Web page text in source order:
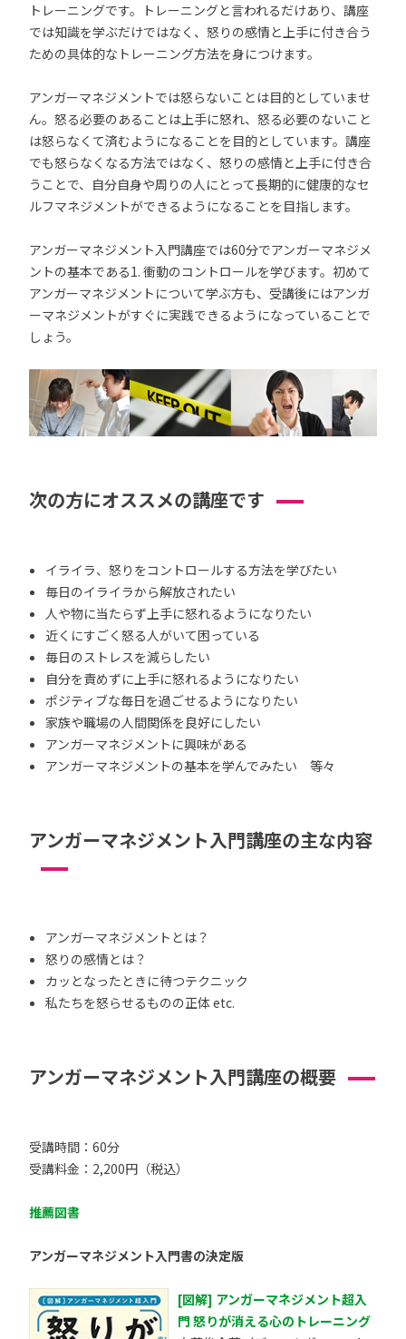
トレーニングです。トレーニングと言われるだけあり、講座
では知識を学ぶだけではなく、怒りの感情と上手に付き合う
ための具体的なトレーニング方法を身につけます。
アンガーマネジメントでは怒らないことは目的としていませ
ん。怒る必要のあることは上手に怒れ、怒る必要のないこと
は怒らなくて済むようになることを目的としています。講座
でも怒らなくなる方法ではなく、怒りの感情と上手に付き合
うことで、自分自身や周りの人にとって長期的に健康的なセ
ルフマネジメントができるようになることを目指します。
アンガーマネジメント入門講座では60分でアンガーマネジメ
ントの基本である1. 衝動のコントロールを学びます。初めて
アンガーマネジメントについて学ぶ方も、受講後にはアンガ
ーマネジメントがすぐに実践できるようになっていることで
しょう。
次の方にオススメの講座です
イライラ、怒りをコントロールする方法を学びたい
毎日のイライラから解放されたい
人や物に当たらず上手に怒れるようになりたい
近くにすごく怒る人がいて困っている
毎日のストレスを減らしたい
自分を責めずに上手に怒れるようになりたい
ポジティブな毎日を過ごせるようになりたい
家族や職場の人間関係を良好にしたい
アンガーマネジメントに興味がある
アンガーマネジメントの基本を学んでみたい 等々
アンガーマネジメント入門講座の主な内容
アンガーマネジメントとは？
怒りの感情とは？
カッとなったときに待つテクニック
私たちを怒らせるものの正体 etc.
アンガーマネジメント入門講座の概要
受講時間：60分
受講料金：2,200円（税込）
推薦図書
アンガーマネジメント入門書の決定版
[図解] アンガーマネジメント超入
門 怒りが消える心のトレーニング